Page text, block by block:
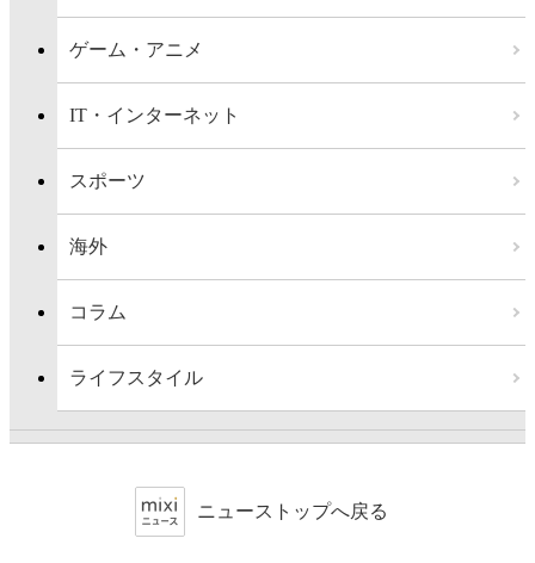
ゲーム・アニメ
IT・インターネット
スポーツ
海外
コラム
ライフスタイル
ニューストップへ戻る